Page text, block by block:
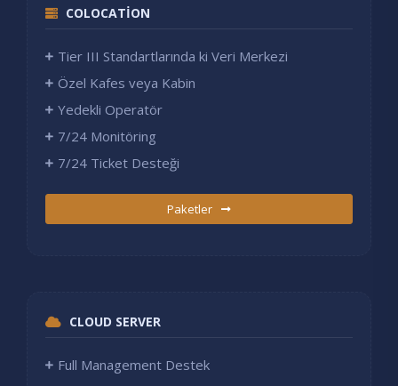
COLOCATION
Tier III Standartlarında ki Veri Merkezi
Özel Kafes veya Kabin
Yedekli Operatör
7/24 Monitöring
7/24 Ticket Desteği
Paketler
CLOUD SERVER
Full Management Destek